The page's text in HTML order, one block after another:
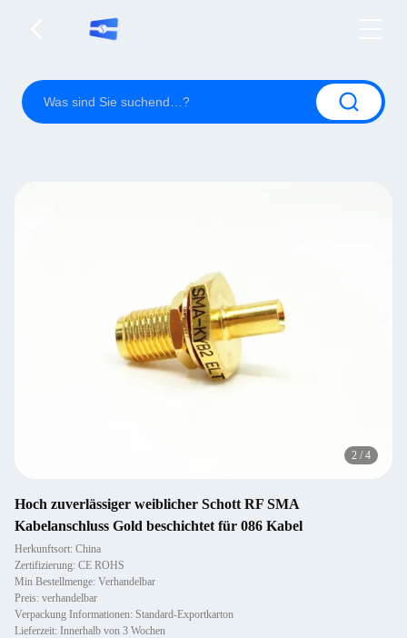
2 / 4
Hoch zuverlässiger weiblicher Schott RF SMA
Kabelanschluss Gold beschichtet für 086 Kabel
Herkunftsort: China
Zertifizierung: CE ROHS
Min Bestellmenge: Verhandelbar
Preis: verhandelbar
Verpackung Informationen: Standard-Exportkarton
Lieferzeit: Innerhalb von 3 Wochen